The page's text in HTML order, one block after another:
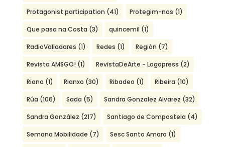
Protagonist participation (41) Protegim-nos (1)
Que pasa na Costa (3) quincemil (1)
RadioValladares (1) Redes (1) Región (7)
Revista AMSGO! (1) RevistaDeArte - Logopress (2)
Riano (1) Rianxo (30) Ribadeo (1) Ribeira (10)
Rúa (106) Sada (5) Sandra Gonzalez Alvarez (32)
Sandra González (217) Santiago de Compostela (4)
Semana Mobilidade (7) Sesc Santo Amaro (1)